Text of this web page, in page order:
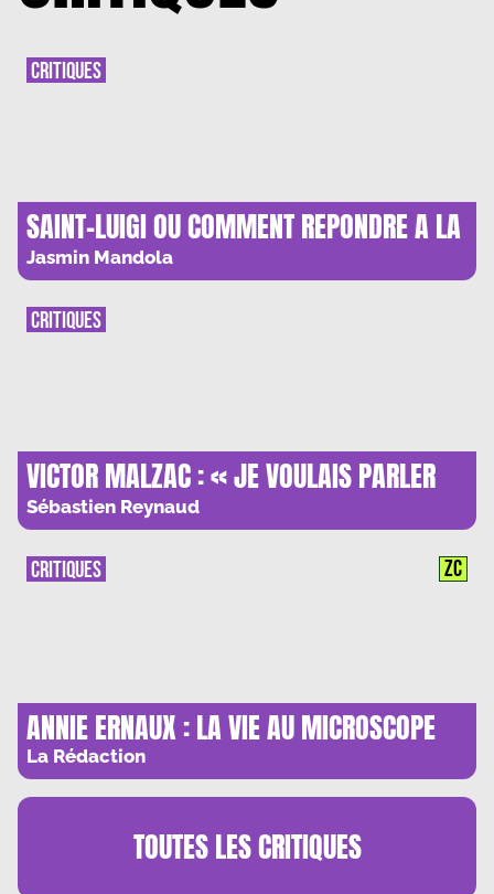
SAINT-LUIGI OU COMMENT REPONDRE A LA
VIOLENCE DU CAPITALISME ?
Jasmin Mandola
CRITIQUES
VICTOR MALZAC : « JE VOULAIS PARLER
DES STRATEGIES POUR ETRE AIME »
Sébastien Reynaud
CRITIQUES
ANNIE ERNAUX : LA VIE AU MICROSCOPE
La Rédaction
CRITIQUES ZC
TOUTES LESCRITIQUES